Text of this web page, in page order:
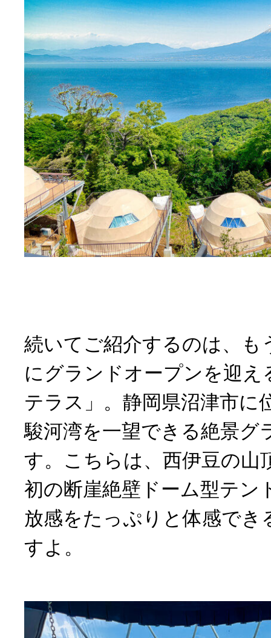
続いてご紹介するのは、も
にグランドオープンを迎
テラス」。静岡県沼津市に
駿河湾を一望できる絶景グ
す。こちらは、西伊豆の山
初の断崖絶壁ドーム型テン
放感をたっぷりと体感でき
すよ。